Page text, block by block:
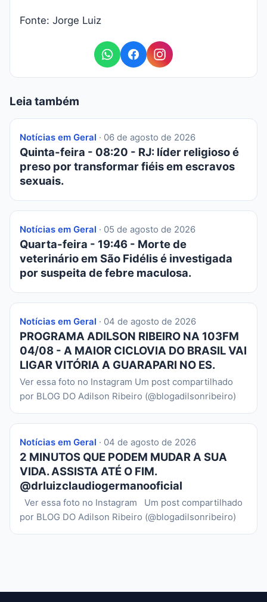
Fonte: Jorge Luiz
Leia também
Notícias em Geral · 06 de agosto de 2026
Quinta-feira - 08:20 - RJ: líder religioso é
preso por transformar fiéis em escravos
sexuais.
Notícias em Geral · 05 de agosto de 2026
Quarta-feira - 19:46 - Morte de
veterinário em São Fidélis é investigada
por suspeita de febre maculosa.
Notícias em Geral · 04 de agosto de 2026
PROGRAMA ADILSON RIBEIRO NA 103FM
04/08 - A MAIOR CICLOVIA DO BRASIL VAI
LIGAR VITÓRIA A GUARAPARI NO ES.
Ver essa foto no Instagram Um post compartilhado
por BLOG DO Adilson Ribeiro (@blogadilsonribeiro)
Notícias em Geral · 04 de agosto de 2026
2 MINUTOS QUE PODEM MUDAR A SUA
VIDA. ASSISTA ATÉ O FIM.
@drluizclaudiogermanooficial
Ver essa foto no Instagram Um post compartilhado
por BLOG DO Adilson Ribeiro (@blogadilsonribeiro)